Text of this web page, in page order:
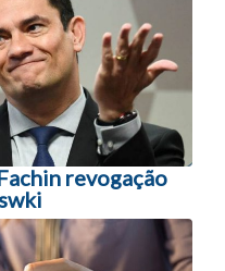
revogação